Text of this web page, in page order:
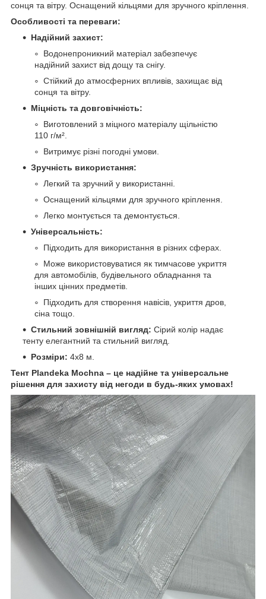
сонця та вітру. Оснащений кільцями для зручного кріплення.
Особливості та переваги:
Надійний захист:
Водонепроникний матеріал забезпечує
надійний захист від дощу та снігу.
Стійкий до атмосферних впливів, захищає від
сонця та вітру.
Міцність та довговічність:
Виготовлений з міцного матеріалу щільністю
110 г/м².
Витримує різні погодні умови.
Зручність використання:
Легкий та зручний у використанні.
Оснащений кільцями для зручного кріплення.
Легко монтується та демонтується.
Універсальність:
Підходить для використання в різних сферах.
Може використовуватися як тимчасове укриття
для автомобілів, будівельного обладнання та
інших цінних предметів.
Підходить для створення навісів, укриття дров,
сіна тощо.
Стильний зовнішній вигляд: Сірий колір надає
тенту елегантний та стильний вигляд.
Розміри: 4х8 м.
Тент Plandeka Mochnа – це надійне та універсальне
рішення для захисту від негоди в будь-яких умовах!